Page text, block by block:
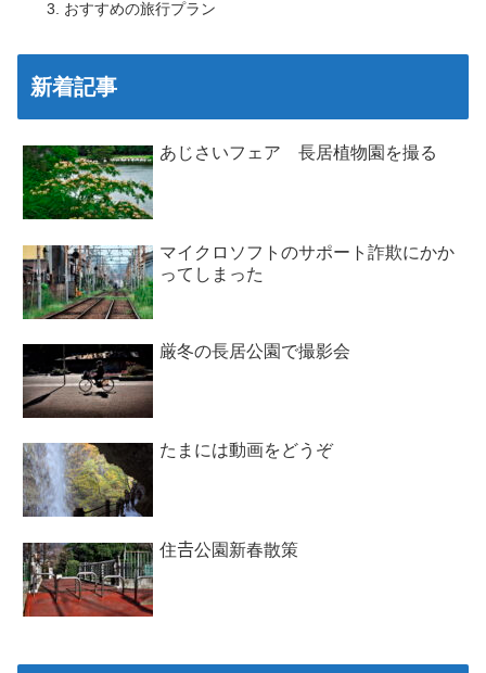
おすすめの旅行プラン
新着記事
あじさいフェア 長居植物園を撮る
マイクロソフトのサポート詐欺にかか
ってしまった
厳冬の長居公園で撮影会
たまには動画をどうぞ
住𠮷公園新春散策